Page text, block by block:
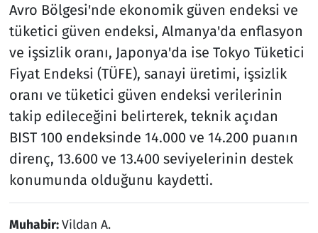
Avro Bölgesi'nde ekonomik güven endeksi ve
tüketici güven endeksi, Almanya'da enflasyon
ve işsizlik oranı, Japonya'da ise Tokyo Tüketici
Fiyat Endeksi (TÜFE), sanayi üretimi, işsizlik
oranı ve tüketici güven endeksi verilerinin
takip edileceğini belirterek, teknik açıdan
BIST 100 endeksinde 14.000 ve 14.200 puanın
direnç, 13.600 ve 13.400 seviyelerinin destek
konumunda olduğunu kaydetti.
Muhabir:Vildan A.